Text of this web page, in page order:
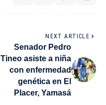
NEXT ARTICLE
Senador Pedro
Tineo asiste a niña
con enfermedad
genética en El
Placer, Yamasá